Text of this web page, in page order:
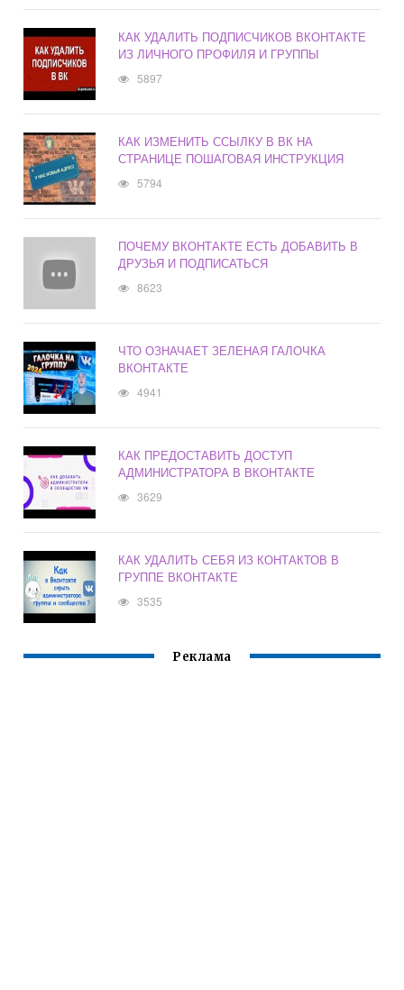
КАК УДАЛИТЬ ПОДПИСЧИКОВ ВКОНТАКТЕ
ИЗ ЛИЧНОГО ПРОФИЛЯ И ГРУППЫ
5897
КАК ИЗМЕНИТЬ ССЫЛКУ В ВК НА
СТРАНИЦЕ ПОШАГОВАЯ ИНСТРУКЦИЯ
5794
ПОЧЕМУ ВКОНТАКТЕ ЕСТЬ ДОБАВИТЬ В
ДРУЗЬЯ И ПОДПИСАТЬСЯ
8623
ЧТО ОЗНАЧАЕТ ЗЕЛЕНАЯ ГАЛОЧКА
ВКОНТАКТЕ
4941
КАК ПРЕДОСТАВИТЬ ДОСТУП
АДМИНИСТРАТОРА В ВКОНТАКТЕ
3629
КАК УДАЛИТЬ СЕБЯ ИЗ КОНТАКТОВ В
ГРУППЕ ВКОНТАКТЕ
3535
Реклама